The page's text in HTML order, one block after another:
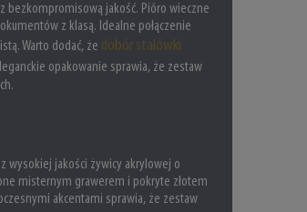
bezkompromisową jakość. Pióro wieczne
z klasą. Idealne połączenie
Warto dodać, że dobór stalówki
opakowanie sprawia, że zestaw
wysokiej jakości żywicy akrylowej o
misternym grawerem i pokryte złotem
akcentami sprawia, że zestaw